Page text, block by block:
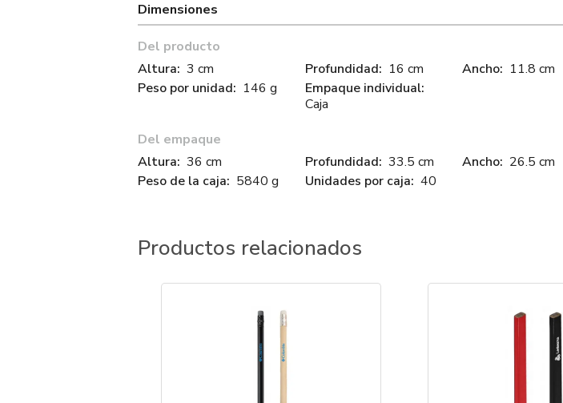
Dimensiones
Del producto
Altura: 3 cm
Peso por unidad: 146 g
Profundidad: 16 cm
Empaque individual:
Caja
Ancho: 11.8 cm
Del empaque
Altura: 36 cm
Peso de la caja: 5840 g
Profundidad: 33.5 cm
Unidades por caja: 40
Ancho: 26.5 cm
Productos relacionados